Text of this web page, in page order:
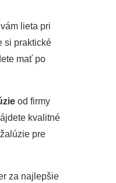
lieta pri
si praktické
mať po
od firmy
kvalitné
pre
za najlepšie